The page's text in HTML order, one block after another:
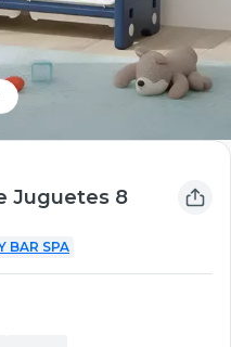
Juguetes 8
BAR SPA